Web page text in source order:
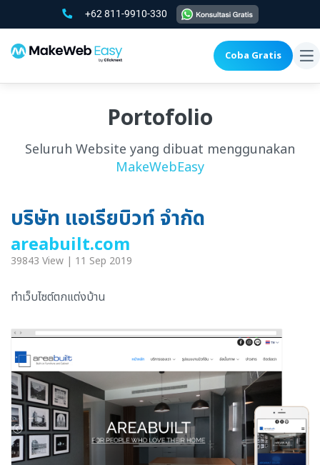
+62 811-9910-330
Coba Gratis
Portofolio
Seluruh Website yang dibuat menggunakan
MakeWebEasy
บริษัท แอเรียบิวท์ จำกัด
areabuilt.com
39843 View | 11 Sep 2019
ทำเว็บไซต์ตกแต่งบ้าน